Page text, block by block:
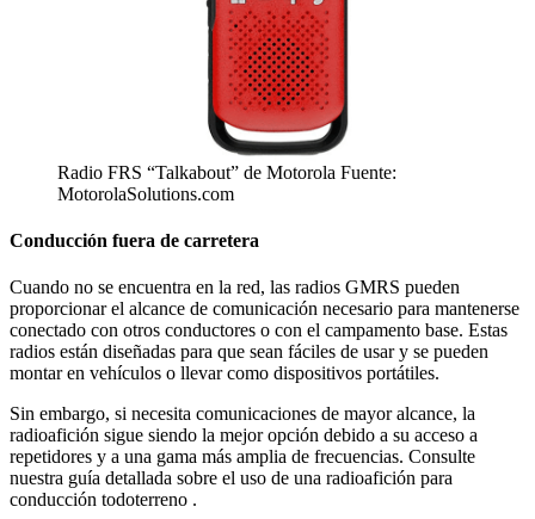
Radio FRS “Talkabout” de Motorola Fuente:
MotorolaSolutions.com
Conducción fuera de carretera
Cuando no se encuentra en la red, las radios GMRS pueden
proporcionar el alcance de comunicación necesario para mantenerse
conectado con otros conductores o con el campamento base. Estas
radios están diseñadas para que sean fáciles de usar y se pueden
montar en vehículos o llevar como dispositivos portátiles.
Sin embargo, si necesita comunicaciones de mayor alcance, la
radioafición sigue siendo la mejor opción debido a su acceso a
repetidores y a una gama más amplia de frecuencias. Consulte
nuestra guía detallada sobre el uso de una radioafición para
conducción todoterreno .